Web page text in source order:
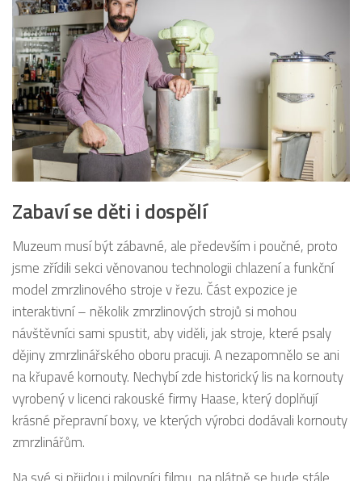
Zabaví se děti i dospělí
Muzeum musí být zábavné, ale především i poučné, proto
jsme zřídili sekci věnovanou technologii chlazení a funkční
model zmrzlinového stroje v řezu. Část expozice je
interaktivní – několik zmrzlinových strojů si mohou
návštěvníci sami spustit, aby viděli, jak stroje, které psaly
dějiny zmrzlinářského oboru pracuji. A nezapomnělo se ani
na křupavé kornouty. Nechybí zde historický lis na kornouty
vyrobený v licenci rakouské firmy Haase, který doplňují
krásné přepravní boxy, ve kterých výrobci dodávali kornouty
zmrzlinářům.